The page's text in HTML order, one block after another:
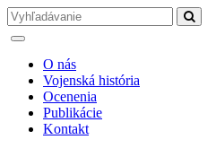
O nás
Vojenská história
Ocenenia
Publikácie
Kontakt